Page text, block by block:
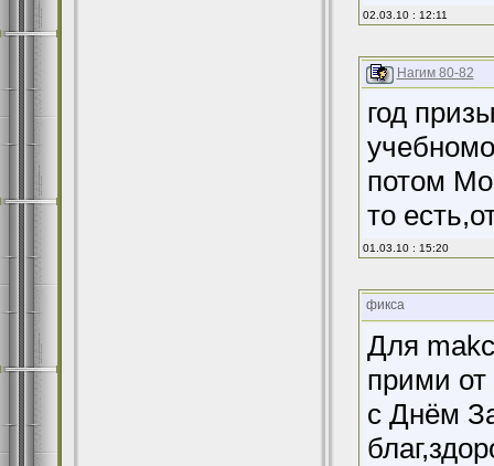
02.03.10 : 12:11
Нагим 80-82
год
потом
то
01.03.10 : 15:20
фикса
Для
прими
с Днём